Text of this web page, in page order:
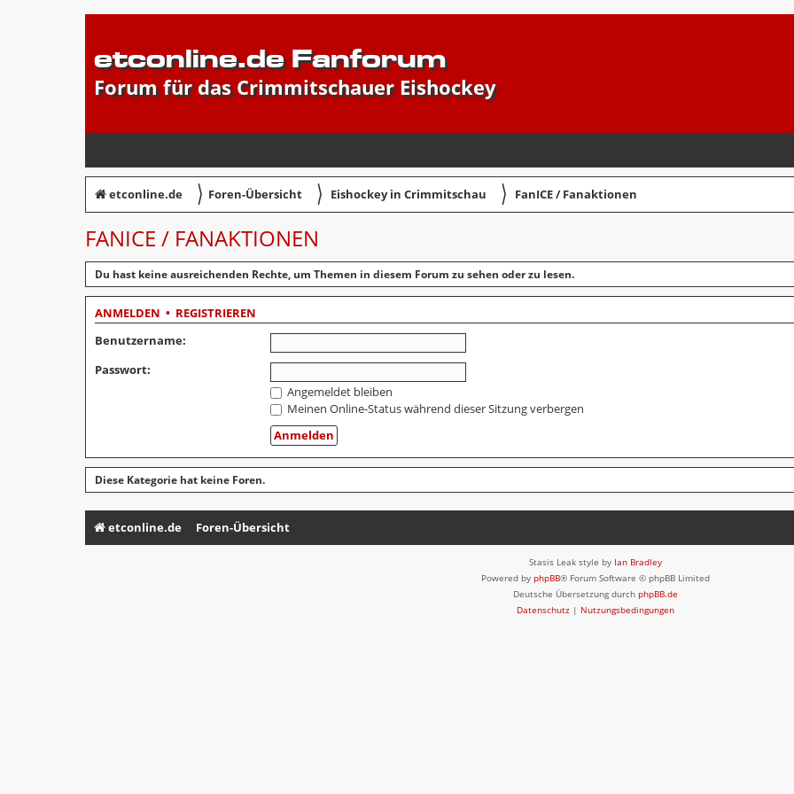
etconline.de Fanforum
Forum für das Crimmitschauer Eishockey
etconline.de 〉 Foren-Übersicht 〉 Eishockey in Crimmitschau 〉 FanICE / Fanaktionen
FANICE / FANAKTIONEN
Du hast keine ausreichenden Rechte, um Themen in diesem Forum zu sehen oder zu lesen.
ANMELDEN • REGISTRIEREN
Benutzername:
Passwort:
Angemeldet bleiben
Meinen Online-Status während dieser Sitzung verbergen
Diese Kategorie hat keine Foren.
etconline.de Foren-Übersicht
Stasis Leak style by Ian Bradley
Powered by phpBB® Forum Software © phpBB Limited
Deutsche Übersetzung durch phpBB.de
Datenschutz | Nutzungsbedingungen